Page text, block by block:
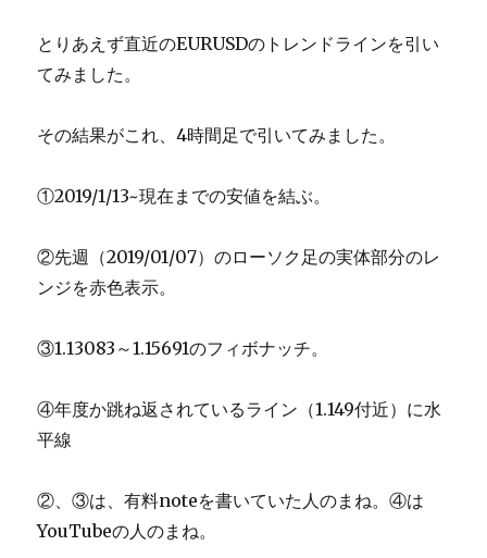
とりあえず直近のEURUSDのトレンドラインを引い
てみました。
その結果がこれ、4時間足で引いてみました。
①2019/1/13~現在までの安値を結ぶ。
②先週（2019/01/07）のローソク足の実体部分のレ
ンジを赤色表示。
③1.13083～1.15691のフィボナッチ。
④年度か跳ね返されているライン（1.149付近）に水
平線
②、③は、有料noteを書いていた人のまね。④は
YouTubeの人のまね。